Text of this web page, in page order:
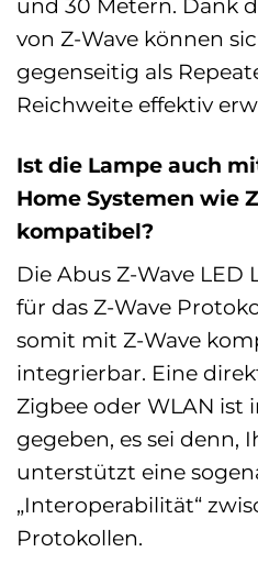
und 30 Metern. Dank
von Z-Wave können
gegenseitig als
Reichweite effektiv
Ist die Lampe auch
Home Systemen wie
kompatibel?
Die Abus Z-Wave LED
für das Z-Wave
somit mit Z-Wave
integrierbar. Eine
Zigbee oder WLAN ist
gegeben, es sei denn,
unterstützt eine
„Interoperabilität“
Protokollen.